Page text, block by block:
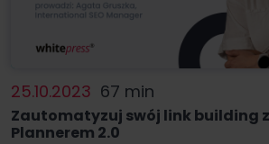
25.10.2023 67 min
Zautomatyzuj swój link building
Plannerem 2.0